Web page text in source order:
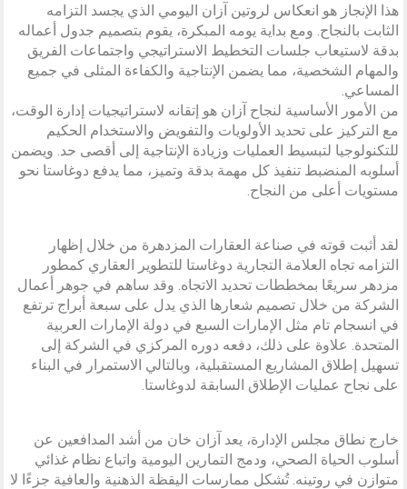
هذا الإنجاز هو انعكاس لروتين آزان اليومي الذي يجسد التزامه
الثابت بالنجاح. ومع بداية يومه المبكرة، يقوم بتصميم جدول أعماله
بدقة لاستيعاب جلسات التخطيط الاستراتيجي واجتماعات الفريق
والمهام الشخصية، مما يضمن الإنتاجية والكفاءة المثلى في جميع
المساعي.
من الأمور الأساسية لنجاح آزان هو إتقانه لاستراتيجيات إدارة الوقت،
مع التركيز على تحديد الأولويات والتفويض والاستخدام الحكيم
للتكنولوجيا لتبسيط العمليات وزيادة الإنتاجية إلى أقصى حد. ويضمن
أسلوبه المنضبط تنفيذ كل مهمة بدقة وتميز، مما يدفع دوغاستا نحو
مستويات أعلى من النجاح.
لقد أثبت قوته في صناعة العقارات المزدهرة من خلال إظهار
التزامه تجاه العلامة التجارية دوغاستا للتطوير العقاري كمطور
مزدهر سريعًا بمخططات تحديد الاتجاه. وقد ساهم في جوهر أعمال
الشركة من خلال تصميم شعارها الذي يدل على سبعة أبراج ترتفع
في انسجام تام مثل الإمارات السبع في دولة الإمارات العربية
المتحدة. علاوة على ذلك، دفعه دوره المركزي في الشركة إلى
تسهيل إطلاق المشاريع المستقبلية، وبالتالي الاستمرار في البناء
على نجاح عمليات الإطلاق السابقة لدوغاستا.
خارج نطاق مجلس الإدارة، يعد آزان خان من أشد المدافعين عن
أسلوب الحياة الصحي، ودمج التمارين اليومية واتباع نظام غذائي
متوازن في روتينه. تُشكل ممارسات اليقظة الذهنية والعافية جزءًا لا